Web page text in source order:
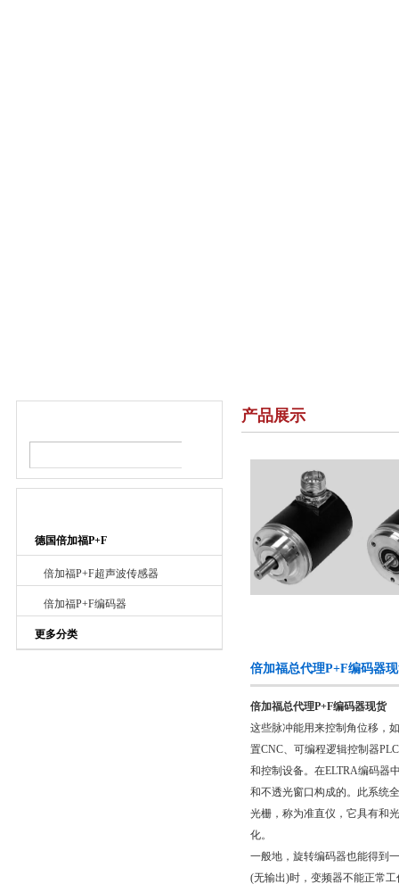
德国倍加福P+F
倍加福P+F超声波传感器
倍加福P+F编码器
更多分类
产品展示
倍加福总代理P+F编码器
倍加福总代理P+F编码器现货
这些脉冲能用来控制角位移，
置CNC、可编程逻辑控制器
和控制设备。在ELTRA编码器
和不透光窗口构成的。此系统
光栅，称为准直仪，它具有和
化。
一般地，旋转编码器也能得到
(无输出)时，变频器不能正常